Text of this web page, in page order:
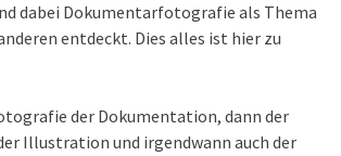
dabei Dokumentarfotografie als Thema
entdeckt. Dies alles ist hier zu
der Dokumentation, dann der
Illustration und irgendwann auch der